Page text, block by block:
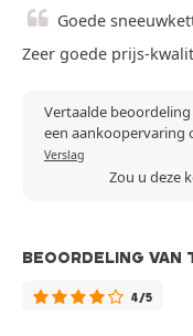
Goede
Zeer goede prijs-
Vertaalde beoordeling
een aankoopervaring
Verslag
Zou u deze
BEOORDELING VAN
4/5